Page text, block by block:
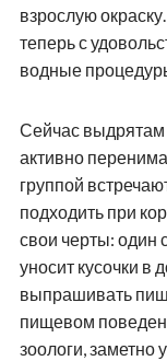
взрослую
теперь с
водные
Сейчас выдрятам
активно
группой
подходить при
свои черты: один
уносит кусочки в
выпрашивать
пищевом
зоологи, заметно